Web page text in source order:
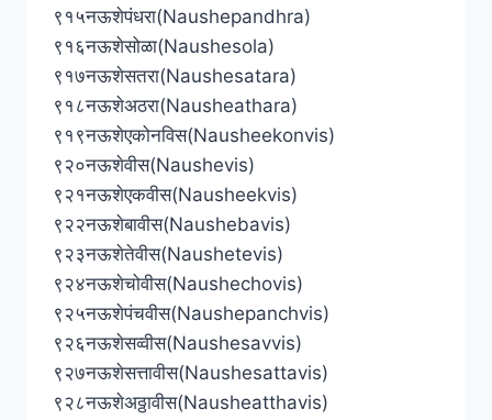
९१५नऊशेपंधरा(Naushepandhra)
९१६नऊशेसोळा(Naushesola)
९१७नऊशेसतरा(Naushesatara)
९१८नऊशेअठरा(Nausheathara)
९१९नऊशेएकोनविस(Nausheekonvis)
९२०नऊशेवीस(Naushevis)
९२१नऊशेएकवीस(Nausheekvis)
९२२नऊशेबावीस(Naushebavis)
९२३नऊशेतेवीस(Naushetevis)
९२४नऊशेचोवीस(Naushechovis)
९२५नऊशेपंचवीस(Naushepanchvis)
९२६नऊशेसव्वीस(Naushesavvis)
९२७नऊशेसत्तावीस(Naushesattavis)
९२८नऊशेअठ्ठावीस(Nausheatthavis)